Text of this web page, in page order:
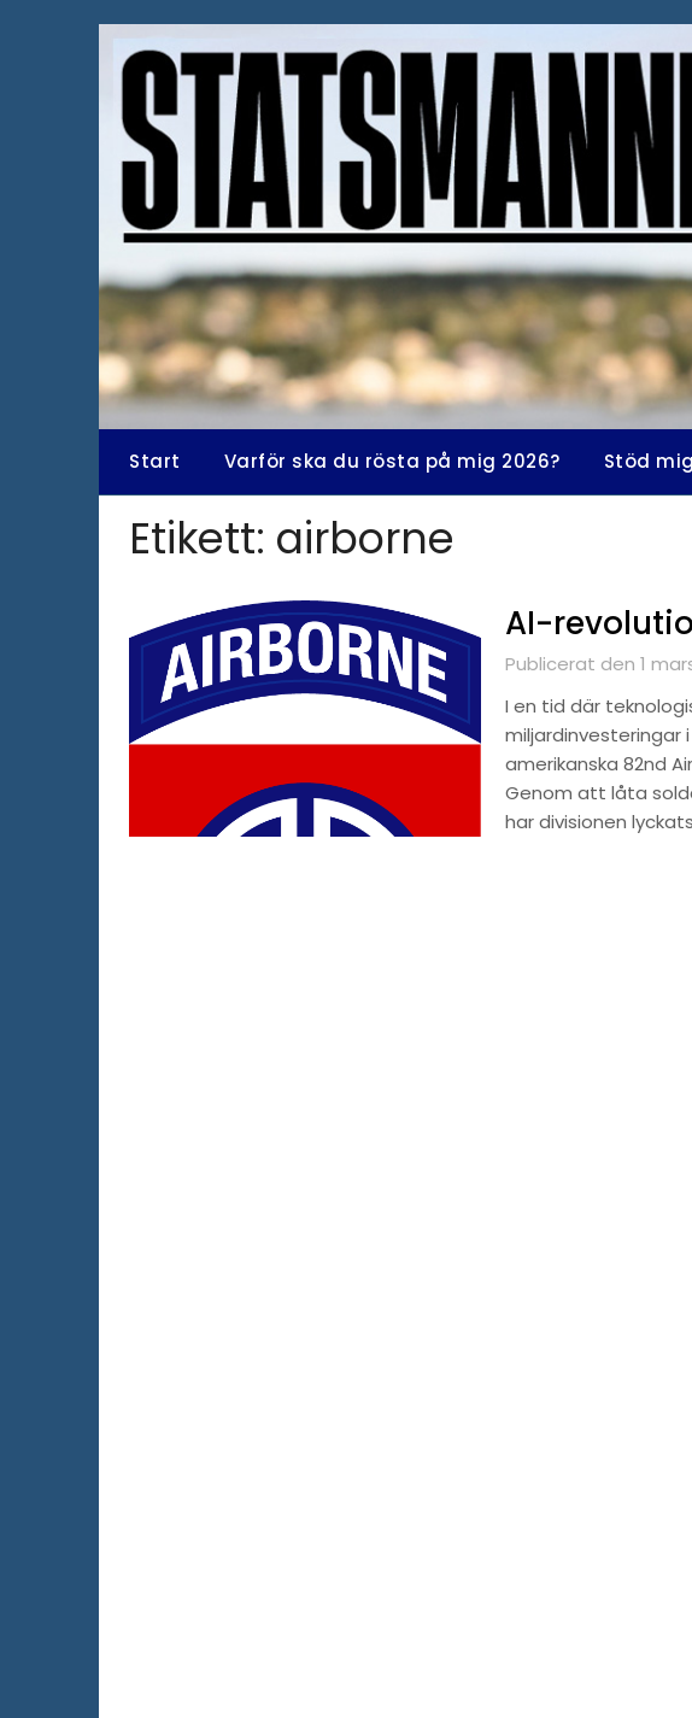
Start Varför ska du rösta på mig 2026? Stöd mig
Etikett: airborne
AI-
Publicerat den 1
I en tid där
miljardinvesteringar
amerikanska 82nd
Genom att låta
har divisionen